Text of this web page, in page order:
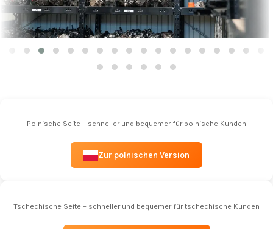
Polnische Seite – schneller und bequemer für polnische Kunden
Zur polnischen Version
Tschechische Seite – schneller und bequemer für tschechische Kunden